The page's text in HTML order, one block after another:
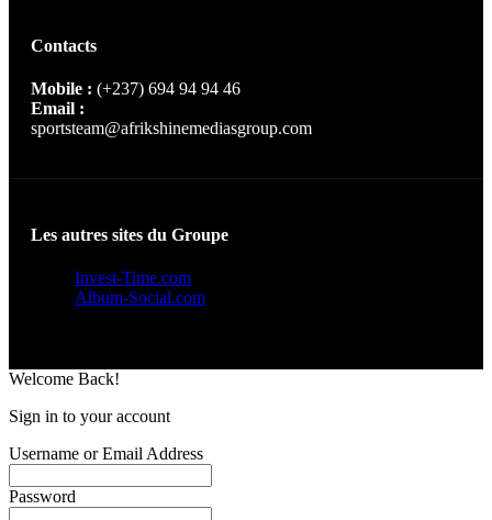
Contacts
Mobile : (+237) 694 94 94 46
Email :
sportsteam@afrikshinemediasgroup.com
Les autres sites du Groupe
Invest-Time.com
Album-Social.com
Welcome Back!
Sign in to your account
Username or Email Address
Password